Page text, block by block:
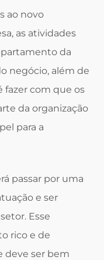
ao novo
as atividades
da
negócio, além de
fazer com que os
da organização
para a
passar por uma
e ser
Esse
rico e de
deve ser bem